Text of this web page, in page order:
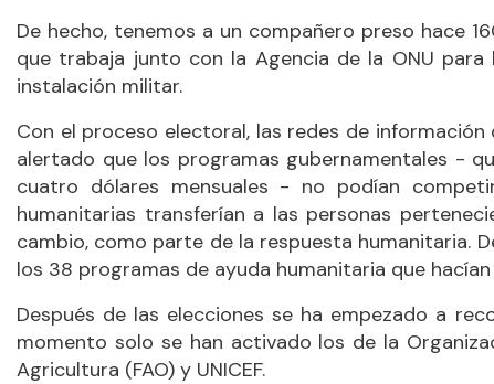
De hecho, tenemos a un compañero preso hace
que trabaja junto con la Agencia de la ONU
instalación militar.
Con el proceso electoral, las redes de
alertado que los programas gubernamentales -
cuatro dólares mensuales - no podían
humanitarias transferían a las personas
cambio, como parte de la respuesta humanitaria.
los 38 programas de ayuda humanitaria que
Después de las elecciones se ha empezado a
momento solo se han activado los de la
Agricultura (FAO) y UNICEF.